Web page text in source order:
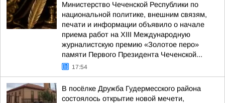
Министерство Чеченской Республики по
национальной политике, внешним связям,
печати и информации объявило о начале
приема работ на XIII Международную
журналистскую премию «Золотое перо»
памяти Первого Президента Чеченской...
17:54
В посёлке Дружба Гудермесского района
состоялось открытие новой мечети,